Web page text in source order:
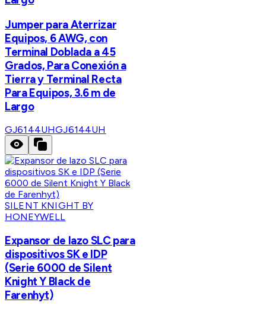
Jumper para Aterrizar
Equipos, 6 AWG, con
Terminal Doblada a 45
Grados, Para Conexión a
Tierra y Terminal Recta
Para Equipos, 3.6 m de
Largo
GJ6144UHGJ6144UH
SILENT KNIGHT BY
HONEYWELL
Expansor de lazo SLC para
dispositivos SK e IDP
(Serie 6000 de Silent
Knight Y Black de
Farenhyt)